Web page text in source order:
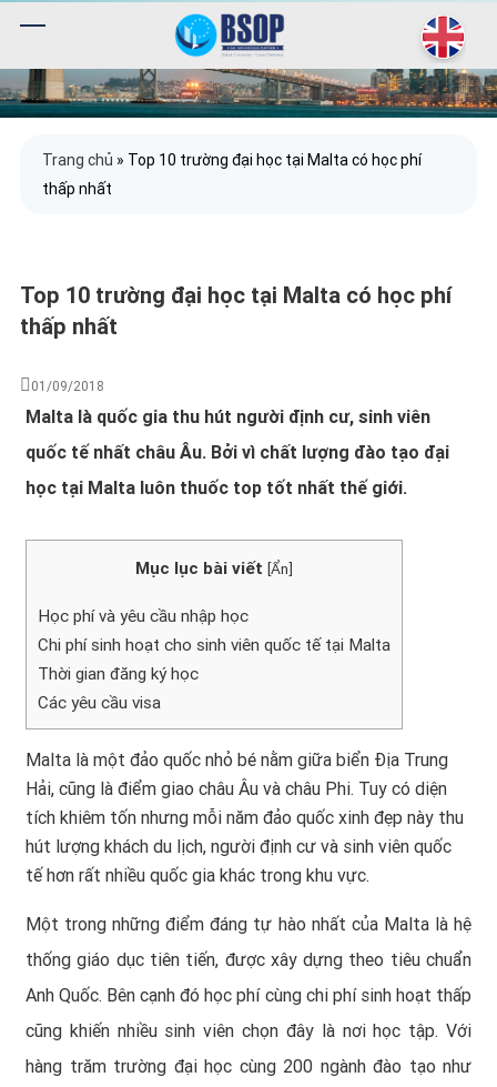
Trang chủ » Top 10 trường đại học tại Malta có học phí
thấp nhất
Top 10 trường đại học tại Malta có học phí
thấp nhất
01/09/2018
Malta là quốc gia thu hút người định cư, sinh viên
quốc tế nhất châu Âu. Bởi vì chất lượng đào tạo đại
học tại Malta luôn thuốc top tốt nhất thế giới.
Mục lục bài viết [Ẩn]
Học phí và yêu cầu nhập học
Chi phí sinh hoạt cho sinh viên quốc tế tại Malta
Thời gian đăng ký học
Các yêu cầu visa
Malta là một đảo quốc nhỏ bé nằm giữa biển Địa Trung
Hải, cũng là điểm giao châu Âu và châu Phi. Tuy có diện
tích khiêm tốn nhưng mỗi năm đảo quốc xinh đẹp này thu
hút lượng khách du lịch, người định cư và sinh viên quốc
tế hơn rất nhiều quốc gia khác trong khu vực.
Một trong những điểm đáng tự hào nhất của Malta là hệ
thống giáo dục tiên tiến, được xây dựng theo tiêu chuẩn
Anh Quốc. Bên cạnh đó học phí cùng chi phí sinh hoạt thấp
cũng khiến nhiều sinh viên chọn đây là nơi học tập. Với
hàng trăm trường đại học cùng 200 ngành đào tạo như